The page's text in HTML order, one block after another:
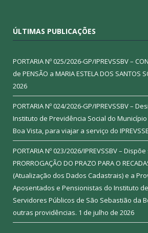
ÚLTIMAS PUBLICAÇÕES
PORTARIA Nº 025/2026-GP/IPREVSSBV –
de PENSÃO a MARIA ESTELA DOS SANTOS
2026
PORTARIA Nº 024/2026-GP/IPREVSSBV –
Instituto de Previdência Social do
Boa Vista, para viajar a serviço do
PORTARIA Nº 023/2026/IPREVSSBV –
PRORROGAÇÃO DO PRAZO PARA O
(Atualização dos Dados Cadastrais) e a
Aposentados e Pensionistas do Instituto
Servidores Públicos de São Sebastião da
outras providências. 1 de julho de 2026